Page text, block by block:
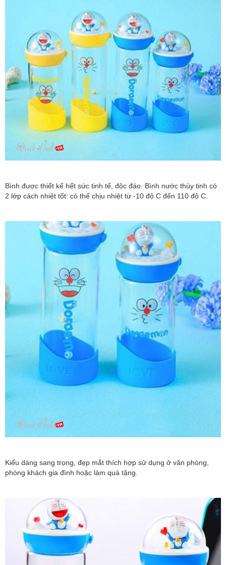
Bình được thiết kế hết sức tinh tế, độc đáo. Bình nước thủy tinh có
2 lớp cách nhiệt tốt: có thể chịu nhiệt từ -10 độ C đến 110 độ C.
Kiểu dáng sang trọng, đẹp mắt thích hợp sử dụng ở văn phòng,
phòng khách gia đình hoặc làm quà tặng.